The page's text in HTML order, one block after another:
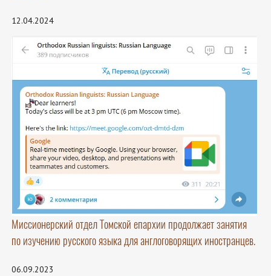
12.04.2024
Миссионерский отдел Томской епархии продолжает занятия
по изучению русского языка для англоговорящих иностранцев.
06.09.2023